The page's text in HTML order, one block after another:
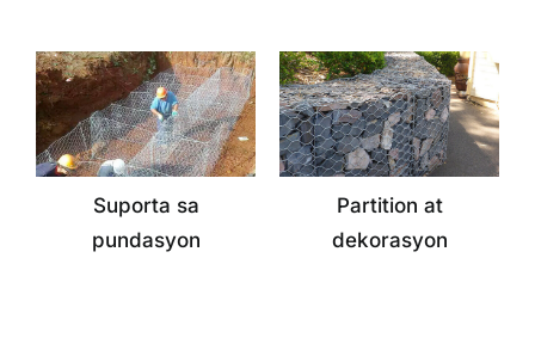
Suporta sa
pundasyon
Partition at
dekorasyon